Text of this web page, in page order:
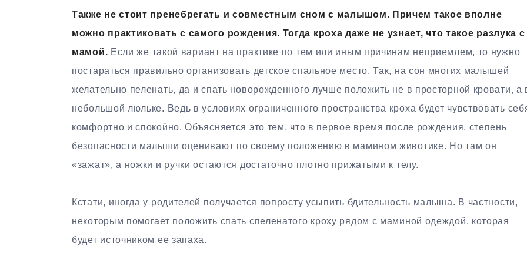
Также не стоит пренебрегать и совместным сном с малышом. Причем такое вполне
можно практиковать с самого рождения. Тогда кроха даже не узнает, что такое разлука с
мамой. Если же такой вариант на практике по тем или иным причинам неприемлем, то нужно
постараться правильно организовать детское спальное место. Так, на сон многих малышей
желательно пеленать, да и спать новорожденного лучше положить не в просторной кровати, а
небольшой люльке. Ведь в условиях ограниченного пространства кроха будет чувствовать
комфортно и спокойно. Объясняется это тем, что в первое время после рождения, степень
безопасности малыши оценивают по своему положению в мамином животике. Но там он
«зажат», а ножки и ручки остаются достаточно плотно прижатыми к телу.
Кстати, иногда у родителей получается попросту усыпить бдительность малыша. В частности,
некоторым помогает положить спать спеленатого кроху рядом с маминой одеждой, которая
будет источником ее запаха.